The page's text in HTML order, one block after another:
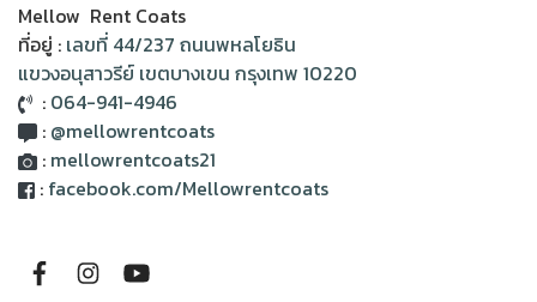
Mellow Rent Coats
ที่อยู่ : เลขที่ 44/237 ถนนพหลโยธิน
แขวงอนุสาวรีย์ เขตบางเขน กรุงเทพ 10220
: 064-941-4946
: @mellowrentcoats
: mellowrentcoats21
: facebook.com/Mellowrentcoats